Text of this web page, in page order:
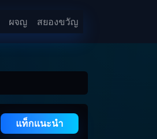
ผจญ สยองขวัญ
แท็กแนะนำ